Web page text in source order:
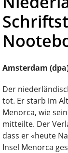
Amsterdam
Der
tot. Er starb im
Menorca, wie
mitteilte. Der
dass er «heute
Insel Menorca